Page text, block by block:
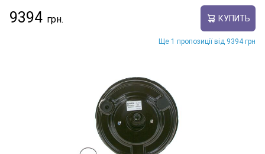
9394 КУПИТЬ
Ще 1 пропозиції від 9394 грн